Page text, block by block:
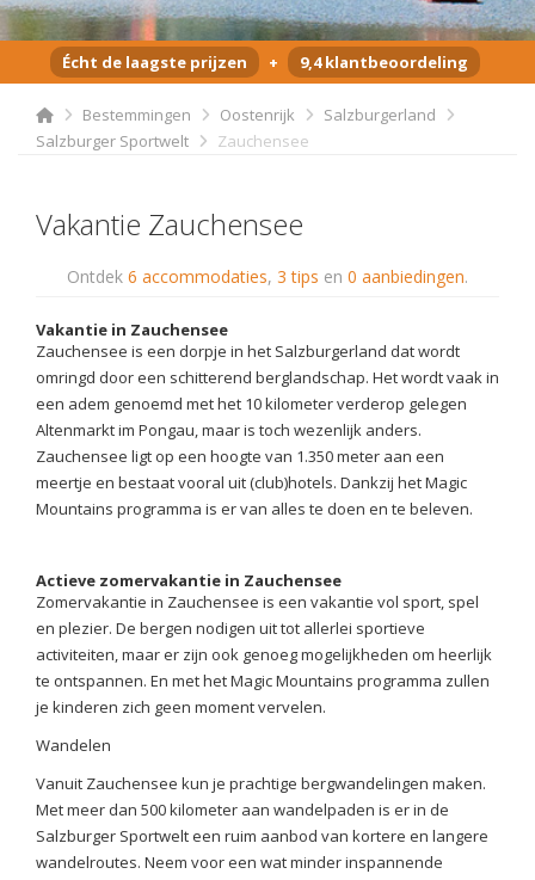
Écht de laagste prijzen + 9,4 klantbeoordeling
Bestemmingen Oostenrijk
Salzburgerland
Salzburger Sportwelt
Zauchensee
Vakantie Zauchensee
Ontdek 6 accommodaties, 3 tips en 0 aanbiedingen.
Vakantie in Zauchensee
Zauchensee is een dorpje in het Salzburgerland dat wordt
omringd door een schitterend berglandschap. Het wordt vaak in
een adem genoemd met het 10 kilometer verderop gelegen
Altenmarkt im Pongau, maar is toch wezenlijk anders.
Zauchensee ligt op een hoogte van 1.350 meter aan een
meertje en bestaat vooral uit (club)hotels. Dankzij het Magic
Mountains programma is er van alles te doen en te beleven.
Actieve zomervakantie in Zauchensee
Zomervakantie in Zauchensee is een vakantie vol sport, spel
en plezier. De bergen nodigen uit tot allerlei sportieve
activiteiten, maar er zijn ook genoeg mogelijkheden om heerlijk
te ontspannen. En met het Magic Mountains programma zullen
je kinderen zich geen moment vervelen.
Wandelen
Vanuit Zauchensee kun je prachtige bergwandelingen maken.
Met meer dan 500 kilometer aan wandelpaden is er in de
Salzburger Sportwelt een ruim aanbod van kortere en langere
wandelroutes. Neem voor een wat minder inspannende